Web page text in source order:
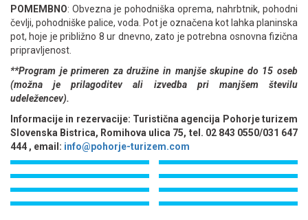
POMEMBNO: Obvezna je pohodniška oprema, nahrbtnik, pohodni
čevlji, pohodniške palice, voda. Pot je označena kot lahka planinska
pot, hoje je približno 8 ur dnevno, zato je potrebna osnovna fizična
pripravljenost.
**Program je primeren za družine in manjše skupine do 15 oseb
(možna je prilagoditev ali izvedba pri manjšem številu
udeležencev).
Informacije in rezervacije: Turistična agencija Pohorje turizem
Slovenska Bistrica, Romihova ulica 75, tel. 02 843 0550/031 647
444 , email: info@pohorje-turizem.com